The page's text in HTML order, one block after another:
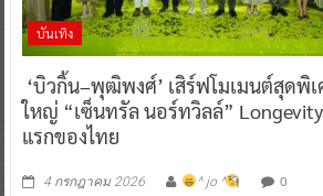
บันเทิง
‘บิวกิ้น–พุฒิพงศ์’ เสิร์ฟโมเมนต์สุดพิ
ใหญ่ “เซ็นทรัล นอร์ทวิลล์”
แรกของไทย
4 กรกฎาคม 2026 ^ jo ^ 0